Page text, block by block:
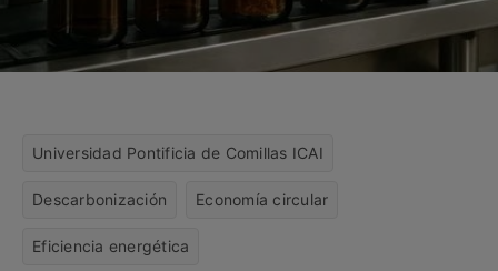
Universidad Pontificia de Comillas ICAI
Descarbonización Economía circular
Eficiencia energética